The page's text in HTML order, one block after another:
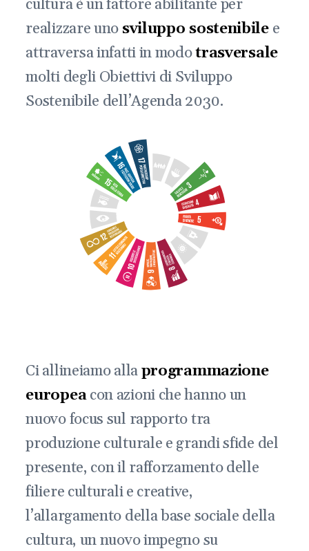
cultura è un fattore abilitante per
realizzare uno sviluppo sostenibilee
attraversa infatti in modotrasversale
molti degli Obiettivi di Sviluppo
Sostenibile dell’Agenda 2030.
Ci allineiamo allaprogrammazione
europeacon azioni che hanno un
nuovo focus sul rapporto tra
produzione culturale e grandi sfide del
presente, con il rafforzamento delle
filiere culturali e creative,
l’allargamento della base sociale della
cultura, un nuovo impegno su